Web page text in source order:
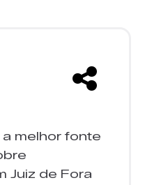
a melhor fonte
Juiz de Fora